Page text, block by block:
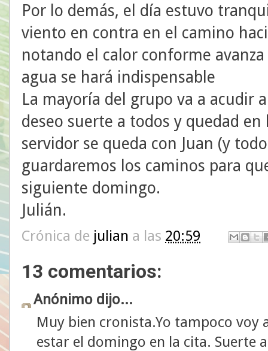
Por lo demás, el día estuvo
viento en contra en el camino
notando el calor conforme
agua se hará indispensable
La mayoría del grupo va a acudir
deseo suerte a todos y quedad
servidor se queda con Juan (y
guardaremos los caminos para
siguiente domingo.
Julián.
Crónica de julian a las 20:59
13 comentarios:
Anónimo dijo...
Muy bien cronista.Yo tampoco
estar el domingo en la cita. Suerte